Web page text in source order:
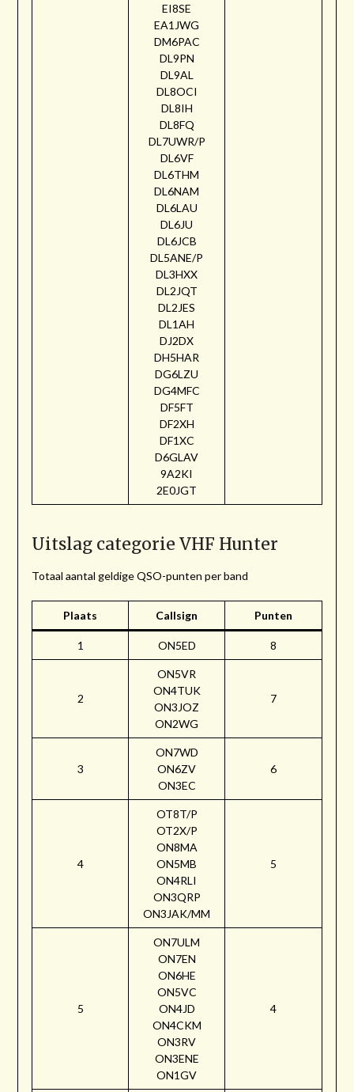
EI8SE
EA1JWG
DM6PAC
DL9PN
DL9AL
DL8OCI
DL8IH
DL8FQ
DL7UWR/P
DL6VF
DL6THM
DL6NAM
DL6LAU
DL6JU
DL6JCB
DL5ANE/P
DL3HXX
DL2JQT
DL2JES
DL1AH
DJ2DX
DH5HAR
DG6LZU
DG4MFC
DF5FT
DF2XH
DF1XC
D6GLAV
9A2KI
2E0JGT
Uitslag categorie VHF Hunter
Totaal aantal geldige QSO-punten per band
Plaats Callsign Punten
1 ON5ED 8
2
ON5VR
ON4TUK
ON3JOZ
ON2WG
7
3
ON7WD
ON6ZV
ON3EC
6
4
OT8T/P
OT2X/P
ON8MA
ON5MB
ON4RLI
ON3QRP
ON3JAK/MM
5
5
ON7ULM
ON7EN
ON6HE
ON5VC
ON4JD
ON4CKM
ON3RV
ON3ENE
ON1GV
4